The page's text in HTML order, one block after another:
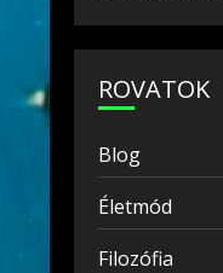
ROVATOK
Blog
Életmód
Filozófia